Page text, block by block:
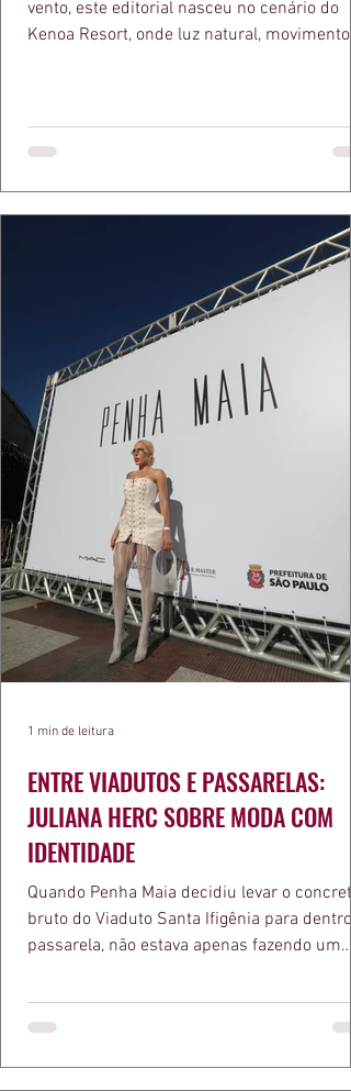
vento, este editorial nasceu no cenário do
Kenoa Resort, onde luz natural, movimento e
algo de intemporal em vestir o vento e
que ele conduza a cena. Cada dobra do
cada reflexo dourado da luz sobre a pe
ENTRE VIADUTOS E PASSARELAS:
JULIANA HERC SOBRE MODA COM
IDENTIDADE
Quando Penha Maia decidiu levar o concreto
bruto do Viaduto Santa Ifigênia para dentro
passarela, não estava apenas fazendo um
a apresentadora e influenciadora Juliana
defende há tempos, o de que moda
1 min de leitura